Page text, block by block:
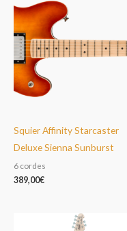
Squier Affinity Starcaster
Deluxe Sienna Sunburst
6 cordes
389,00€